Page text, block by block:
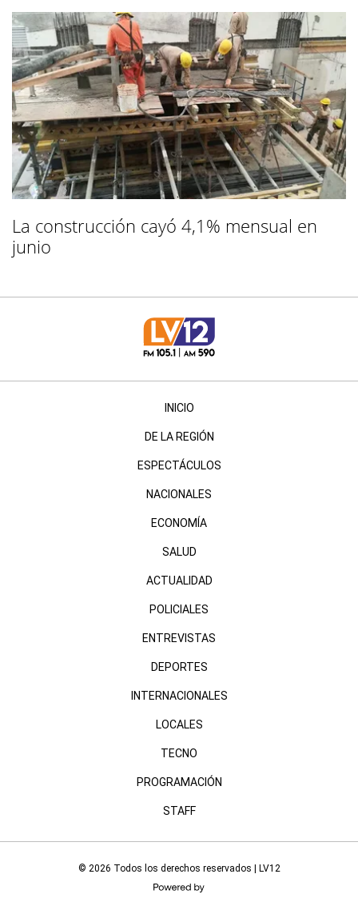
La construcción cayó 4,1% mensual en
junio
INICIO
DE LA REGIÓN
ESPECTÁCULOS
NACIONALES
ECONOMÍA
SALUD
ACTUALIDAD
POLICIALES
ENTREVISTAS
DEPORTES
INTERNACIONALES
LOCALES
TECNO
PROGRAMACIÓN
STAFF
© 2026 Todos los derechos reservados | LV12